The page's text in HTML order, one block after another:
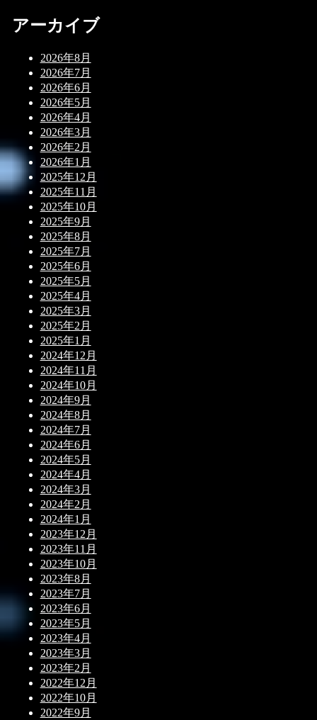
アーカイブ
2026年8月
2026年7月
2026年6月
2026年5月
2026年4月
2026年3月
2026年2月
2026年1月
2025年12月
2025年11月
2025年10月
2025年9月
2025年8月
2025年7月
2025年6月
2025年5月
2025年4月
2025年3月
2025年2月
2025年1月
2024年12月
2024年11月
2024年10月
2024年9月
2024年8月
2024年7月
2024年6月
2024年5月
2024年4月
2024年3月
2024年2月
2024年1月
2023年12月
2023年11月
2023年10月
2023年8月
2023年7月
2023年6月
2023年5月
2023年4月
2023年3月
2023年2月
2022年12月
2022年10月
2022年9月